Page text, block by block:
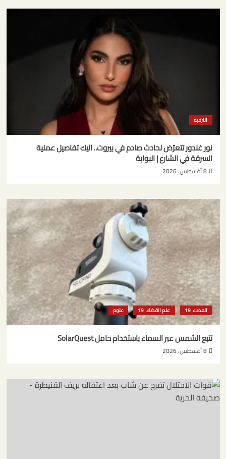
الترفيه
نور غندور تتعرّض لحادث صادم في بيروت.. اليك تفاصيل عملية
السرقة في الشارع | البوابة
8 أغسطس، 2026
الفضاء علم الفضاء علوم
تتبع الشمس عبر السماء باستخدام حامل SolarQuest
8 أغسطس، 2026